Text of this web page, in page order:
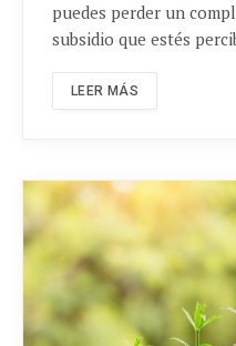
puedes perder un
subsidio que estés
LEER MÁS